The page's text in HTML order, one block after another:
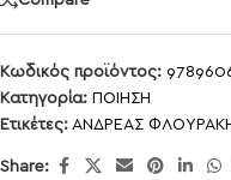
Κωδικός προϊόντος:
Κατηγορία: ΠΟΙΗΣΗ
Ετικέτες: ΑΝΔΡΕΑΣ
Share: